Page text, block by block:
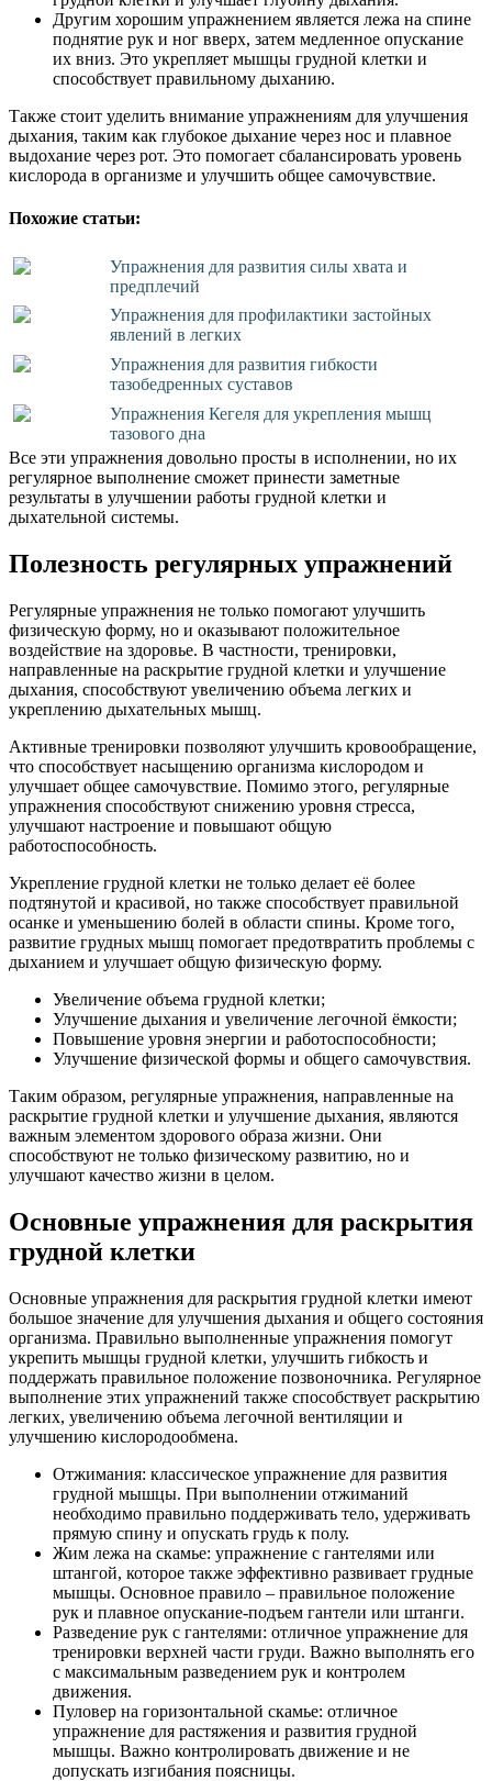
Другим хорошим упражнением является лежа на спине
поднятие рук и ног вверх, затем медленное опускание
их вниз. Это укрепляет мышцы грудной клетки и
способствует правильному дыханию.
Также стоит уделить внимание упражнениям для улучшения
дыхания, таким как глубокое дыхание через нос и плавное
выдохание через рот. Это помогает сбалансировать уровень
кислорода в организме и улучшить общее самочувствие.
Похожие статьи:
Упражнения для развития силы хвата и
предплечий
Упражнения для профилактики застойных
явлений в легких
Упражнения для развития гибкости
тазобедренных суставов
Упражнения Кегеля для укрепления мышц
тазового дна
Все эти упражнения довольно просты в исполнении, но их
регулярное выполнение сможет принести заметные
результаты в улучшении работы грудной клетки и
дыхательной системы.
Полезность регулярных упражнений
Регулярные упражнения не только помогают улучшить
физическую форму, но и оказывают положительное
воздействие на здоровье. В частности, тренировки,
направленные на раскрытие грудной клетки и улучшение
дыхания, способствуют увеличению объема легких и
укреплению дыхательных мышц.
Активные тренировки позволяют улучшить кровообращение,
что способствует насыщению организма кислородом и
улучшает общее самочувствие. Помимо этого, регулярные
упражнения способствуют снижению уровня стресса,
улучшают настроение и повышают общую
работоспособность.
Укрепление грудной клетки не только делает её более
подтянутой и красивой, но также способствует правильной
осанке и уменьшению болей в области спины. Кроме того,
развитие грудных мышц помогает предотвратить проблемы с
дыханием и улучшает общую физическую форму.
Увеличение объема грудной клетки;
Улучшение дыхания и увеличение легочной ёмкости;
Повышение уровня энергии и работоспособности;
Улучшение физической формы и общего самочувствия.
Таким образом, регулярные упражнения, направленные на
раскрытие грудной клетки и улучшение дыхания, являются
важным элементом здорового образа жизни. Они
способствуют не только физическому развитию, но и
улучшают качество жизни в целом.
Основные упражнения для раскрытия
грудной клетки
Основные упражнения для раскрытия грудной клетки имеют
большое значение для улучшения дыхания и общего состояния
организма. Правильно выполненные упражнения помогут
укрепить мышцы грудной клетки, улучшить гибкость и
поддержать правильное положение позвоночника. Регулярное
выполнение этих упражнений также способствует раскрытию
легких, увеличению объема легочной вентиляции и
улучшению кислородообмена.
Отжимания: классическое упражнение для развития
грудной мышцы. При выполнении отжиманий
необходимо правильно поддерживать тело, удерживать
прямую спину и опускать грудь к полу.
Жим лежа на скамье: упражнение с гантелями или
штангой, которое также эффективно развивает грудные
мышцы. Основное правило – правильное положение
рук и плавное опускание-подъем гантели или штанги.
Разведение рук с гантелями: отличное упражнение для
тренировки верхней части груди. Важно выполнять его
с максимальным разведением рук и контролем
движения.
Пуловер на горизонтальной скамье: отличное
упражнение для растяжения и развития грудной
мышцы. Важно контролировать движение и не
допускать изгибания поясницы.